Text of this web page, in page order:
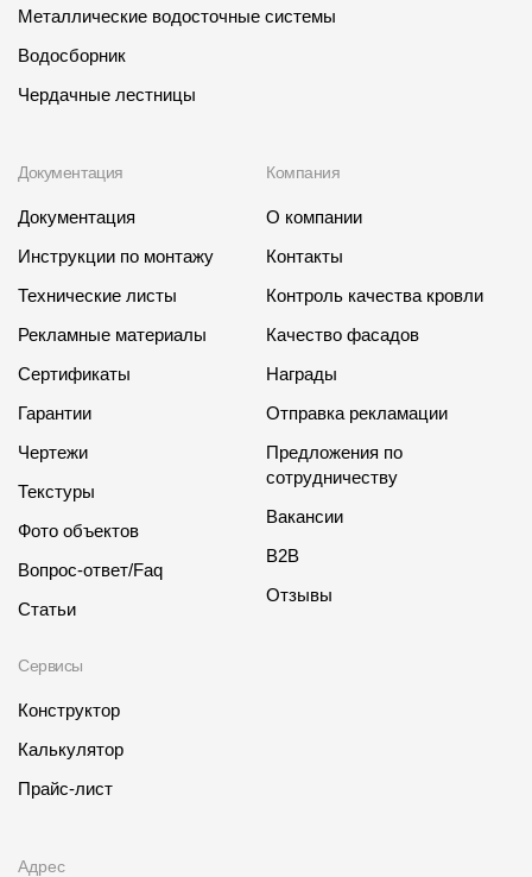
Металлические водосточные системы
Водосборник
Чердачные лестницы
Документация
Документация
Инструкции по монтажу
Технические листы
Рекламные материалы
Сертификаты
Гарантии
Чертежи
Текстуры
Фото объектов
Вопрос-ответ/Faq
Статьи
Сервисы
Конструктор
Калькулятор
Прайс-лист
Компания
О компании
Контакты
Контроль качества кровли
Качество фасадов
Награды
Отправка рекламации
Предложения по
сотрудничеству
Вакансии
B2B
Отзывы
Адрес